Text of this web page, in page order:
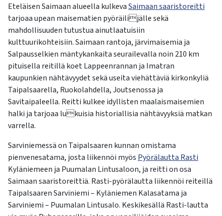
Eteläisen Saimaan alueella kulkevaSaimaan saaristoreitti
tarjoaa upean maisematien pyöräilijälle sekä
mahdollisuuden tutustua ainutlaatuisiin
kulttuurikohteisiin. Saimaan rantoja, järvimaisemia ja
Salpausselkien mäntykankaita seurailevalla noin 210 km
pituisella reitillä koet Lappeenrannan ja Imatran
kaupunkien nähtävyydet sekä useita viehättäviä kirkonkyliä
Taipalsaarella, Ruokolahdella, Joutsenossa ja
Savitaipaleella. Reitti kulkee idyllisten maalaismaisemien
halki ja tarjoaa lukuisia historiallisia nähtävyyksiä matkan
varrella.
Sarviniemessä on Taipalsaaren kunnan omistama
pienvenesatama, josta liikennöi myös Pyörälautta Rasti
Kyläniemeen ja Puumalan Lintusaloon, ja reitti on osa
Saimaan saaristoreittiä. Rasti-pyörälautta liikennöi reiteillä
Taipalsaaren Sarviniemi – Kyläniemen Kalasatama ja
Sarviniemi – Puumalan Lintusalo. Keskikesällä Rasti-lautta